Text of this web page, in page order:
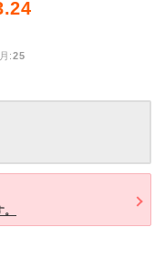
:25